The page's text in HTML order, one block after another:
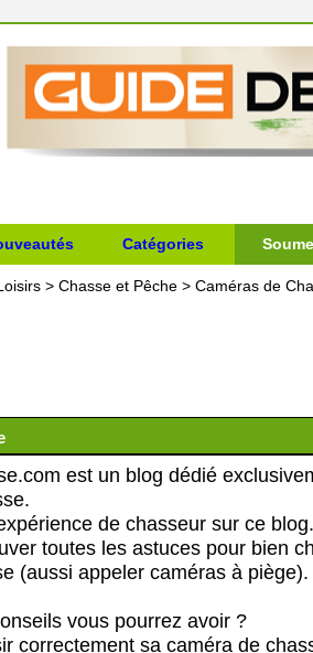
Catégories
> Chasse et Pêche > Caméras de
est un blog dédié
de chasseur sur ce blog.
toutes les astuces pour bien
(aussi appeler caméras à piège).
vous pourrez avoir ?
correctement sa caméra de